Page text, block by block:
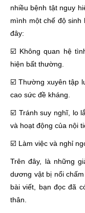
nhiều bệnh tật nguy
mình một chế độ sinh
đây:
☑️ Không quan hệ
hiện bất thường.
☑️ Thường xuyên tập
cao sức đề kháng.
☑️ Tránh suy nghĩ, lo
và hoạt động của nội
☑️ Làm việc và nghỉ
Trên đây, là những
dương vật bị nổi
bài viết, bạn đọc đã
thân.